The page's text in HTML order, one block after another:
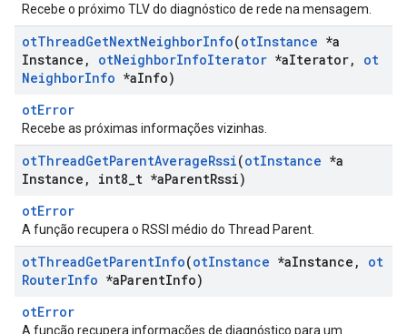
Recebe o próximo TLV do diagnóstico de rede na mensagem.
otThreadGetNextNeighborInfo(otInstance *a
Instance , otNeighborInfoIterator *aIterator,
ot
NeighborInfo *aInfo)
otError
Recebe as próximas informações vizinhas.
otThreadGetParentAverageRssi(otInstance *a
Instance , int8 t *aParentRssi)
otError
A função recupera o RSSI médio do Thread Parent.
otThreadGetParentInfo(otInstance *aInstance ,
ot
RouterInfo *aParentInfo)
otError
A função recupera informações de diagnóstico para um